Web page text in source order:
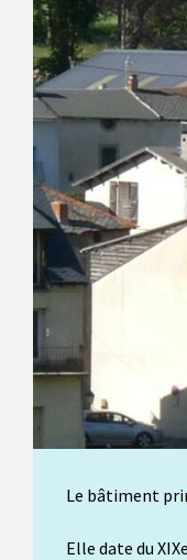
Le bâtiment
Elle date du